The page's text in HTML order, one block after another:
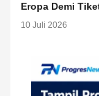
Eropa Demi
10 Juli 2026